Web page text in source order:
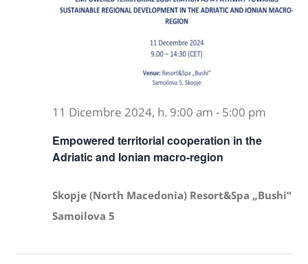
Empowered territorial cooperation in the
Adriatic and Ionian macro-region
11 Dicembre 2024, h. 9:00 am - 5:00 pm
Skopje (North Macedonia) Resort&Spa „Bushi“
Samoilova 5